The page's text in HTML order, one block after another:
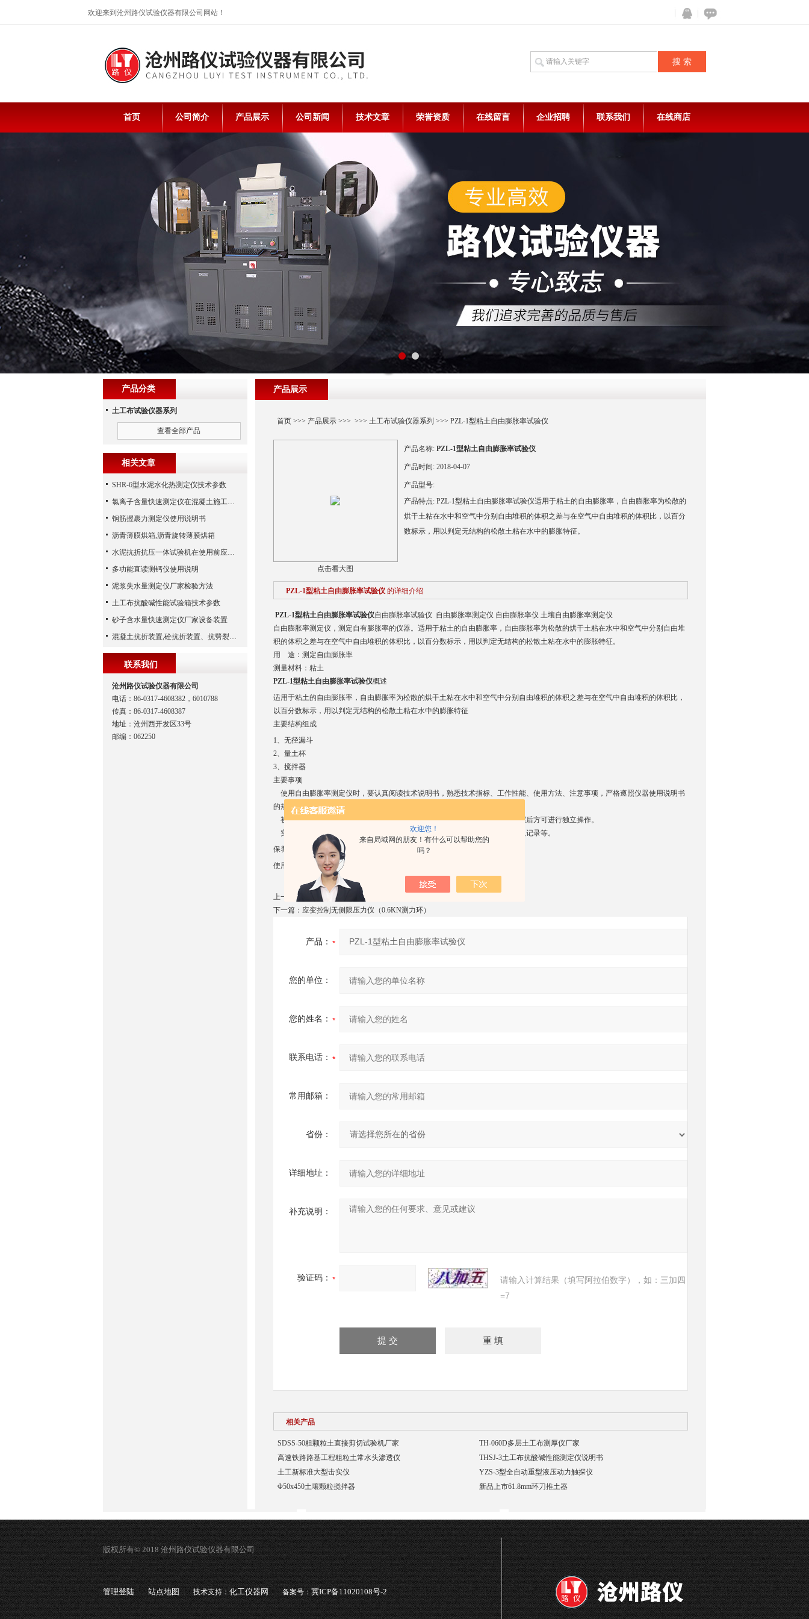
欢迎您！
来自局域网的朋友！有什么可以帮助您的
吗？
欢迎来到沧州路仪试验仪器有限公司网站！
在线咨
QQ
首页 公司简介 产品展示 公司新闻 技术文章 荣誉资质 在线留言 企业招聘 联系我们 在线商店
产品展示
首页>>> 产品展示>>> >>> 土工布试验仪器系列 >>> PZL-1型粘土自由膨胀率试验仪
点击看大图
产品名称: PZL-1型粘土自由膨胀率试验仪
产品时间: 2018-04-07
产品型号:
产品特点: PZL-1型粘土自由膨胀率试验仪适用于粘土的自由膨胀率，自由膨胀率为松散的
烘干土粘在水中和空气中分别自由堆积的体积之差与在空气中自由堆积的体积比，以百分
数标示，用以判定无结构的松散土粘在水中的膨胀特征。
PZL-1型粘土自由膨胀率试验仪 的详细介绍
PZL-1型粘土自由膨胀率试验仪自由膨胀率试验仪 自由膨胀率测定仪 自由膨胀率仪 土壤自由膨胀率测定仪
自由膨胀率测定仪，测定自有膨胀率的仪器。适用于粘土的自由膨胀率，自由膨胀率为松散的烘干土粘在水中和空气中分别自由堆
积的体积之差与在空气中自由堆积的体积比，以百分数标示，用以判定无结构的松散土粘在水中的膨胀特征。
用 途：测定自由膨胀率
测量材料：粘土
PZL-1型粘土自由膨胀率试验仪概述
适用于粘土的自由膨胀率，自由膨胀率为松散的烘干土粘在水中和空气中分别自由堆积的体积之差与在空气中自由堆积的体积比，
以百分数标示，用以判定无结构的松散土粘在水中的膨胀特征
主要结构组成
1、无径漏斗
2、量土杯
3、搅拌器
主要事项
使用自由膨胀率测定仪时，要认真阅读技术说明书，熟悉技术指标、工作性能、使用方法、注意事项，严格遵照仪器使用说明书
的规定步骤进行操作。
初次使用自由膨胀率测定仪人员，必须在熟练人员指导下进行操作，熟练掌握后方可进行独立操作。
实验时使用的自由膨胀率测定仪，要布局合理，摆放整齐，便于操作，观察及记录等。
保养与维护：
使用后立即擦拭干净，放于干燥处
上一篇：
BHG型土壤岩石真空饱和装置
下一篇： 应变控制无侧限压力仪（0.6KN测力环）
产品：
您的单位：
您的姓名：
联系电话：
常用邮箱：
省份：
详细地址：
补充说明：
验证码：
请输入计算结果（填写阿拉伯数字），如：三加四
=7
相关产品
SDSS-50粗颗粒土直接剪切试验机厂家
TH-060D多层土工布测厚仪厂家
高速铁路路基工程粗粒土常水头渗透仪
THSJ-3土工布抗酸碱性能测定仪说明书
土工新标准大型击实仪
YZS-3型全自动重型液压动力触探仪
Φ50x450土壤颗粒搅拌器
新品上市61.8mm环刀推土器
产品分类
土工布试验仪器系列
查看全部产品
相关文章
SHR-6型水泥水化热测定仪技术参数
氯离子含量快速测定仪在混凝土施工现场的使用
钢筋握裹力测定仪使用说明书
沥青薄膜烘箱,沥青旋转薄膜烘箱
水泥抗折抗压一体试验机在使用前应该做哪些检查工作
多功能直读测钙仪使用说明
泥浆失水量测定仪厂家检验方法
土工布抗酸碱性能试验箱技术参数
砂子含水量快速测定仪厂家设备装置
混凝土抗折装置,砼抗折装置、抗劈裂夹具（河北路仪）
联系我们
沧州路仪试验仪器有限公司
电话：86-0317-4608382，6010788
传真：86-0317-4608387
地址：沧州西开发区33号
邮编：062250
版权所有© 2018 沧州路仪试验仪器有限公司
管理登陆 站点地图 技术支持：化工仪器网 备案号：冀ICP备11020108号-2